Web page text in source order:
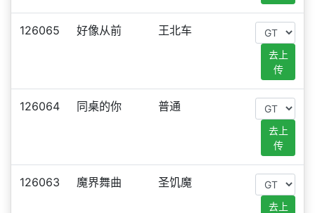
126065 好像从前 王北车
去上
传
126064 同桌的你 普通
去上
传
126063 魔界舞曲 圣饥魔
去上